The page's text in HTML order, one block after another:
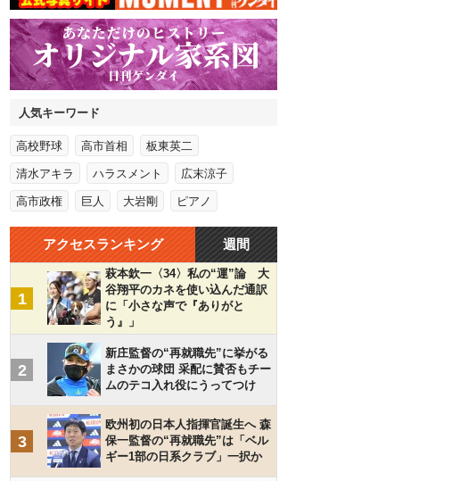
人気キーワード
高校野球 高市首相 板東英二
清水アキラ ハラスメント 広末涼子
高市政権 巨人 大岩剛 ピアノ
アクセスランキング 週間
1
萩本欽一〈34〉私の“運”論 大
谷翔平のカネを使い込んだ通訳
に「小さな声で『ありがと
う』」
2
新庄監督の“再就職先”に挙がる
まさかの球団 采配に賛否もチー
ムのテコ入れ役にうってつけ
3
欧州初の日本人指揮官誕生へ 森
保一監督の“再就職先”は「ベル
ギー1部の日系クラブ」一択か